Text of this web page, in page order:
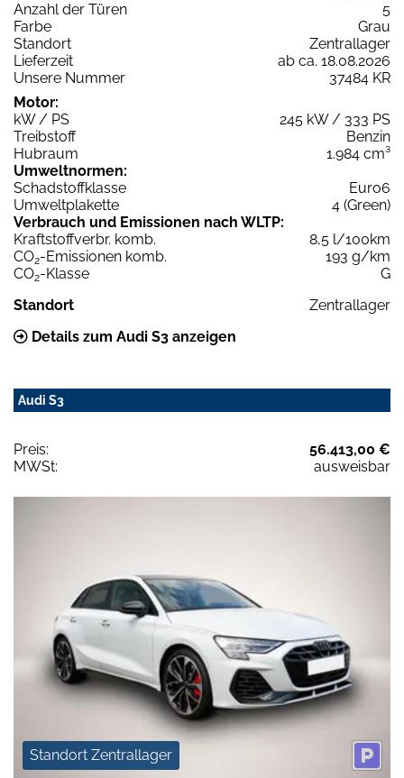
Anzahl der Türen
5
Farbe
Grau
Standort
Zentrallager
Lieferzeit
ab ca. 18.08.2026
Unsere Nummer
37484 KR
Motor:
kW / PS
245 kW / 333 PS
Treibstoff
Benzin
Hubraum
1.984 cm³
Umweltnormen:
Schadstoffklasse
Euro6
Umweltplakette
4 (Green)
Verbrauch und Emissionen nach WLTP:
Kraftstoffverbr. komb.
8,5 l/100km
CO2-Emissionen komb.
193 g/km
CO2-Klasse
G
Standort
Zentrallager
Details zum Audi S3 anzeigen
Audi S3
Preis:
56.413,00 €
MWSt:
ausweisbar
Standort Zentrallager